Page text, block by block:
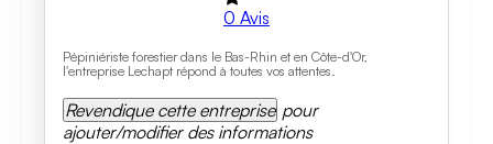
0 Avis
Pépiniériste forestier dans le Bas-Rhin et en Côte-d'Or,
l'entreprise Lechapt répond à toutes vos attentes.
Revendique cette entreprise pour
ajouter/modifier des informations